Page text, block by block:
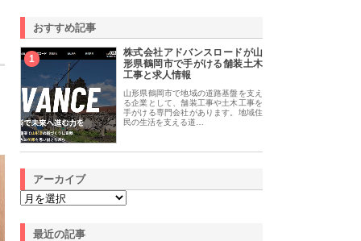
おすすめ記事
1
株式会社アドバンスロードが山
形県鶴岡市で手がける舗装土木
工事と求人情報
山形県鶴岡市で地域の道路基盤を支え
る企業として、舗装工事や土木工事を
手がける専門会社があります。地域住
民の生活を支える道…
アーカイブ
最近の記事